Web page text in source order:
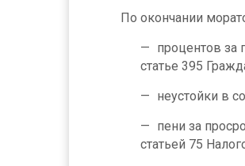
По окончании
процентов
статье 395
неустойки в
пени за
статьей 75